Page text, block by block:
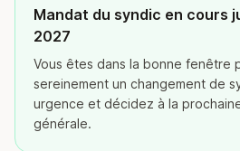
Mandat du syndic en cours
2027
Vous êtes dans la bonne fenêtre
sereinement un changement de
urgence et décidez à la
générale.